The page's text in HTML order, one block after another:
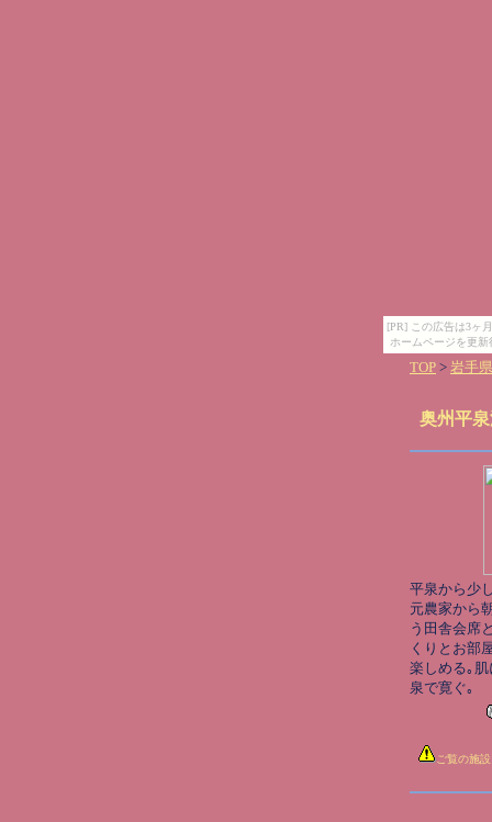
[PR] この広告は3ヶ
ホームページを更
TOP > 岩手県
奥州平
平泉から少
元農家から
う田舎会席
くりとお部
楽しめる｡
泉で寛ぐ｡
ご覧の施